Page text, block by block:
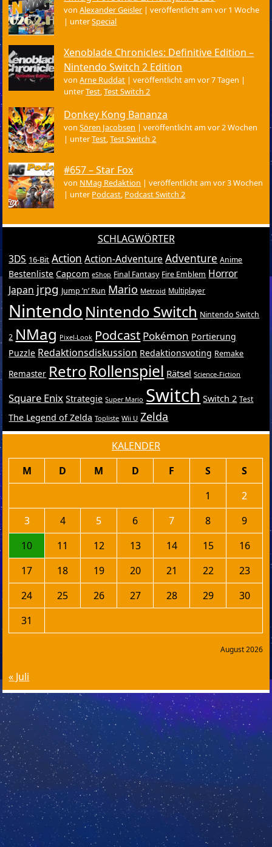
vonAlexander Geisler |veröffentlicht am vor 1 Woche
| unterSpecial
Xenoblade Chronicles: Definitive Edition –
Nintendo Switch 2 Edition
vonArne Ruddat |veröffentlicht am vor 7 Tagen |
unterTest,Test Switch 2
Donkey Kong Bananza
vonSören Jacobsen |veröffentlicht am vor 2 Wochen
| unterTest,Test Switch 2
#657 – Star Fox
von NMag Redaktion |veröffentlicht am vor 3 Wochen
| unter Podcast, Podcast Switch 2
SCHLAGWÖRTER
3DS 16-Bit Action Action-Adventure Adventure Anime
Bestenliste Capcom eShop Final Fantasy Fire Emblem Horror
Japan jrpg Jump ’n’ Run Mario Metroid Multiplayer
Nintendo Nintendo Switch Nintendo Switch
2 NMag Pixel-Look Podcast Pokémon Portierung
Puzzle Redaktionsdiskussion Redaktionsvoting Remake
Remaster RetroRollenspiel Rätsel Science-Fiction
Square Enix Strategie Super Mario Switch Switch 2 Test
The Legend of Zelda Topliste Wii U Zelda
KALENDER
August 2026
M D M D F S
S
1
2
3
4 5 6 7 8
9
10
11 12 13 14 15
16
17
18 19 20 21 22
23
24
25 26 27 28 29
30
31
« Juli